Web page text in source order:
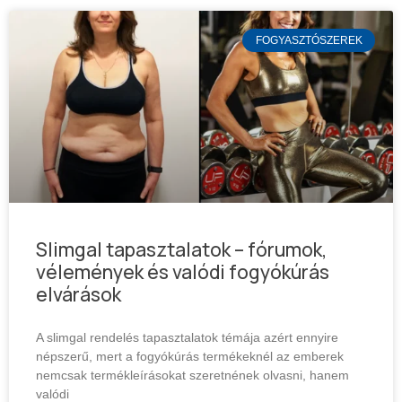
FOGYASZTÓSZEREK
Slimgal tapasztalatok – fórumok,
vélemények és valódi fogyókúrás
elvárások
A slimgal rendelés tapasztalatok témája azért ennyire
népszerű, mert a fogyókúrás termékeknél az emberek
nemcsak termékleírásokat szeretnének olvasni, hanem
valódi